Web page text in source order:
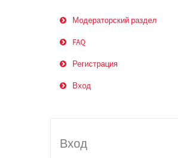
Модераторский раздел
FAQ
Регистрация
Вход
Вход